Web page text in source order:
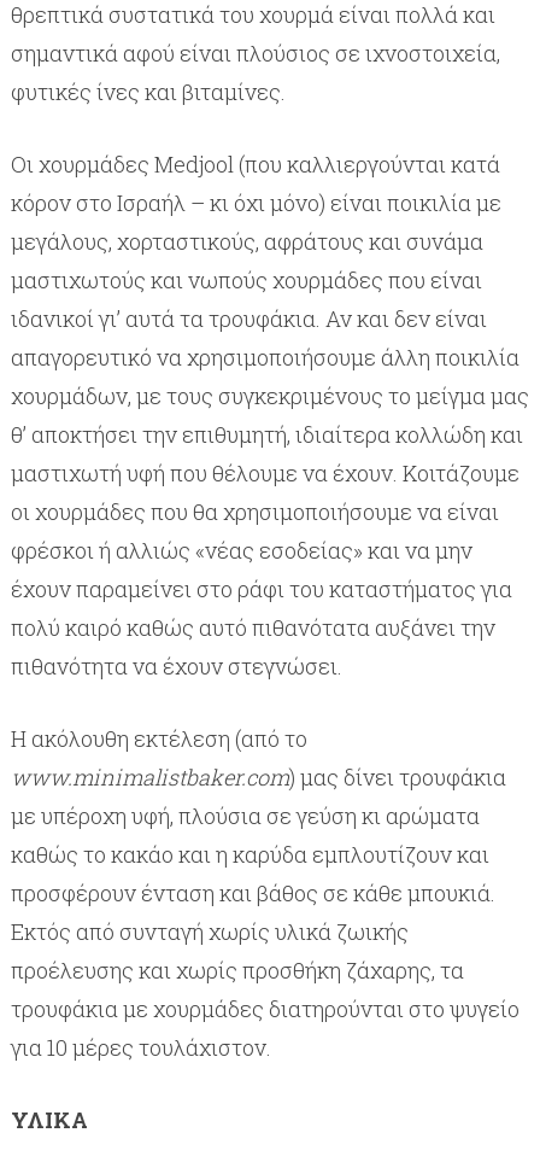
θρεπτικά συστατικά του χουρμά είναι πολλά και
σημαντικά αφού είναι πλούσιος σε ιχνοστοιχεία,
φυτικές ίνες και βιταμίνες.
Οι χουρμάδες Medjool (που καλλιεργούνται κατά
κόρον στο Ισραήλ – κι όχι μόνο) είναι ποικιλία με
μεγάλους, χορταστικούς, αφράτους και συνάμα
μαστιχωτούς και νωπούς χουρμάδες που είναι
ιδανικοί γι’ αυτά τα τρουφάκια. Αν και δεν είναι
απαγορευτικό να χρησιμοποιήσουμε άλλη ποικιλία
χουρμάδων, με τους συγκεκριμένους το μείγμα μας
θ’ αποκτήσει την επιθυμητή, ιδιαίτερα κολλώδη και
μαστιχωτή υφή που θέλουμε να έχουν. Κοιτάζουμε
οι χουρμάδες που θα χρησιμοποιήσουμε να είναι
φρέσκοι ή αλλιώς «νέας εσοδείας» και να μην
έχουν παραμείνει στο ράφι του καταστήματος για
πολύ καιρό καθώς αυτό πιθανότατα αυξάνει την
πιθανότητα να έχουν στεγνώσει.
Η ακόλουθη εκτέλεση (από το
www.minimalistbaker.com) μας δίνει τρουφάκια
με υπέροχη υφή, πλούσια σε γεύση κι αρώματα
καθώς το κακάο και η καρύδα εμπλουτίζουν και
προσφέρουν ένταση και βάθος σε κάθε μπουκιά.
Εκτός από συνταγή χωρίς υλικά ζωικής
προέλευσης και χωρίς προσθήκη ζάχαρης, τα
τρουφάκια με χουρμάδες διατηρούνται στο ψυγείο
για 10 μέρες τουλάχιστον.
ΥΛΙΚΑ